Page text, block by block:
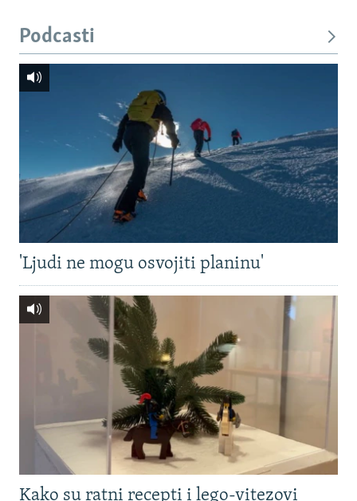
Podcasti
'Ljudi ne mogu osvojiti planinu'
Kako su ratni recepti i lego-vitezovi